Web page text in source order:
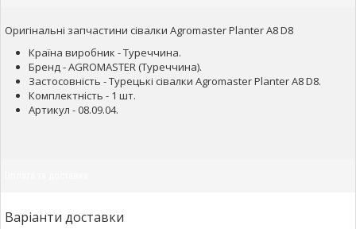
Оригінальні запчастини сівалки Agromaster Planter A8 D8
Країна виробник - Туреччина.
Бренд - AGROMASTER (Туреччина).
Застосовність - Турецькі сівалки Agromaster Planter A8 D8.
Комплектність - 1 шт.
Артикул - 08.09.04.
Варіанти доставки